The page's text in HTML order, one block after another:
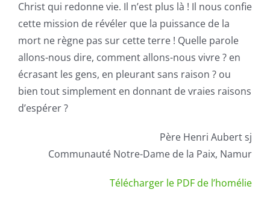
Christ qui redonne vie. Il n’est plus là ! Il nous confie
cette mission de révéler que la puissance de la
mort ne règne pas sur cette terre ! Quelle parole
allons-nous dire, comment allons-nous vivre ? en
écrasant les gens, en pleurant sans raison ? ou
bien tout simplement en donnant de vraies raisons
d’espérer ?
Père Henri Aubert sj
Communauté Notre-Dame de la Paix, Namur
Télécharger le PDF de l’homélie